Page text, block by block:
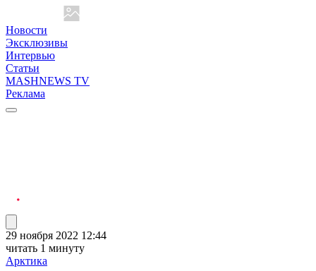
Новости
Эксклюзивы
Интервью
Статьи
MASHNEWS TV
Реклама
29 ноября 2022 12:44
читать 1 минуту
Арктика